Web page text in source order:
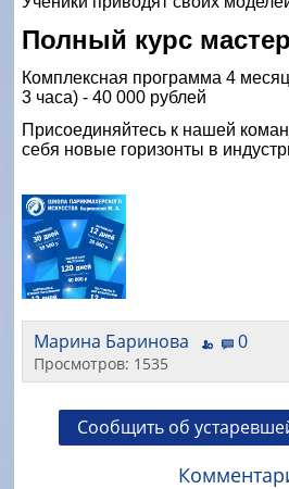
Полный курс
Комплексная программа 4
3 часа) - 40 000 рублей
Присоединяйтесь к нашей
себя новые горизонты в
Марина Баринова 0
Просмотров: 1535
Сообщить об